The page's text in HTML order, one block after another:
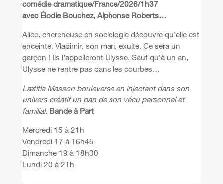
comédie dramatique/France/2026/1h37
avec Élodie Bouchez, Alphonse Roberts…
Alice, chercheuse en sociologie découvre qu’elle est
enceinte. Vladimir, son mari, exulte. Ce sera un
garçon ! Ils l’appelleront Ulysse. Sauf qu’à un an,
Ulysse ne rentre pas dans les courbes…
Lætitia Masson bouleverse en injectant dans son
univers créatif un pan de son vécu personnel et
familial. Bande à Part
Mercredi 15 à 21h
Vendredi 17 à 16h45
Dimanche 19 à 18h30
Lundi 20 à 21h